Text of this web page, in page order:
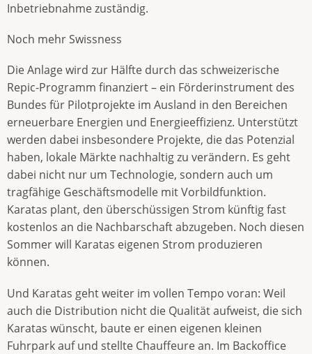
Inbetriebnahme zuständig.
Noch mehr Swissness
Die Anlage wird zur Hälfte durch das schweizerische
Repic-Programm finanziert – ein Förderinstrument des
Bundes für Pilotprojekte im Ausland in den Bereichen
erneuerbare Energien und Energieeffizienz. Unterstützt
werden dabei insbesondere Projekte, die das Potenzial
haben, lokale Märkte nachhaltig zu verändern. Es geht
dabei nicht nur um Technologie, sondern auch um
tragfähige Geschäftsmodelle mit Vorbildfunktion.
Karatas plant, den überschüssigen Strom künftig fast
kostenlos an die Nachbarschaft abzugeben. Noch diesen
Sommer will Karatas eigenen Strom produzieren
können.
Und Karatas geht weiter im vollen Tempo voran: Weil
auch die Distribution nicht die Qualität aufweist, die sich
Karatas wünscht, baute er einen eigenen kleinen
Fuhrpark auf und stellte Chauffeure an. Im Backoffice